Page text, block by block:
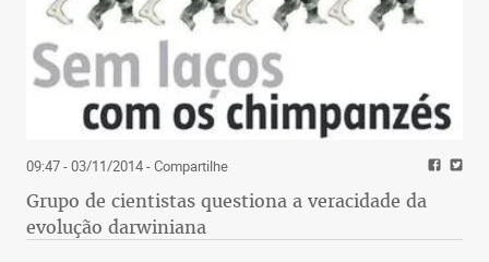
09:47 - 03/11/2014- Compartilhe
Grupo de cientistas questiona a veracidade da
evolução darwiniana